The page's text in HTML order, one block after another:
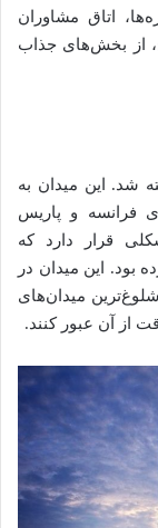
اتاق مشاوران
از بخش‌های جذاب
شد. این میدان به
فرانسه و پاریس
قرار دارد که
بود. این میدان در
میدان‌های
از آن عبور کنند.